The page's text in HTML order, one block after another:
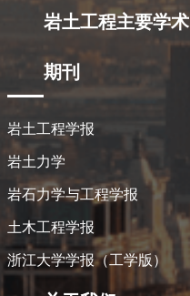
岩土工程主要学术
期刊
岩土工程学报
岩土力学
岩石力学与工程学报
土木工程学报
浙江大学学报（工学版）